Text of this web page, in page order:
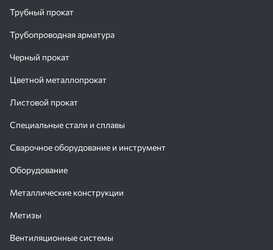
Трубный прокат
Трубопроводная арматура
Черный прокат
Цветной металлопрокат
Листовой прокат
Специальные стали и сплавы
Сварочное оборудование и инструмент
Оборудование
Металлические конструкции
Метизы
Вентиляционные системы